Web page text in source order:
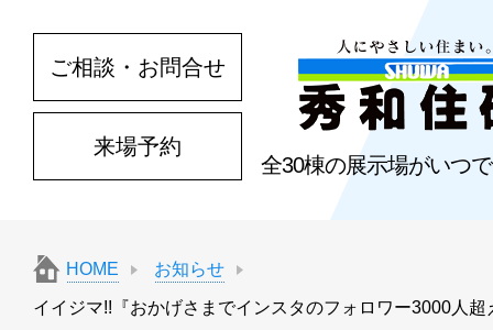
全30棟の展示場がいつ
ご相談・お問合せ
来場予約
HOME お知らせ
イイジマ!!『おかげさまでインスタのフォロワー3000人超